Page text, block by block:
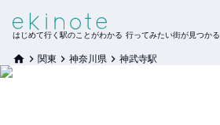
はじめて行く駅のことがわかる 行ってみたい街が見つかる
関東 神奈川県 神武寺駅